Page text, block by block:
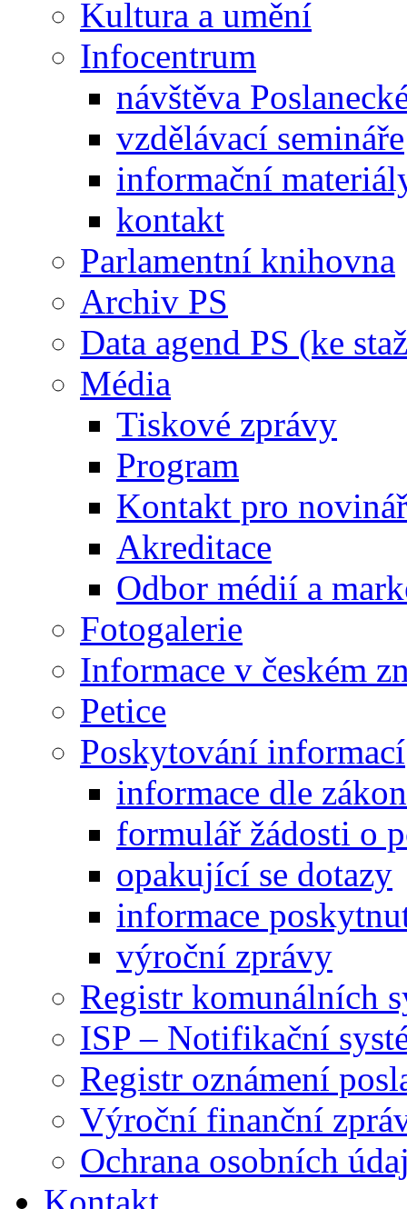
Kultura a umění
Infocentrum
návštěva
vzdělávací semináře
informační
kontakt
Parlamentní knihovna
Archiv PS
Data agend PS (ke
Média
Tiskové zprávy
Program
Kontakt pro
Akreditace
Odbor médií a
Fotogalerie
Informace v českém
Petice
Poskytování informací
informace dle
formulář žádosti o
opakující se dotazy
informace
výroční zprávy
Registr komunálních
ISP – Notifikační
Registr oznámení
Výroční finanční
Ochrana osobních
Kontakt